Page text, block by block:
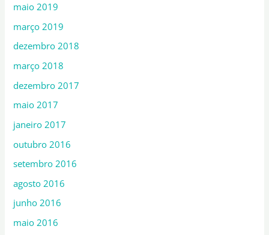
maio 2019
março 2019
dezembro 2018
março 2018
dezembro 2017
maio 2017
janeiro 2017
outubro 2016
setembro 2016
agosto 2016
junho 2016
maio 2016